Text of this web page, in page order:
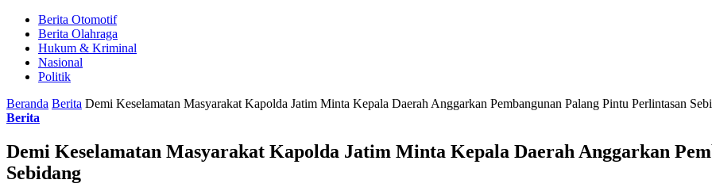
Berita Otomotif
Berita Olahraga
Hukum & Kriminal
Nasional
Politik
Beranda Berita Demi Keselamatan Masyarakat Kapolda Jatim Minta Kepala Daerah Anggarkan Pembangunan Palang Pintu Perlintasan
Berita
Demi Keselamatan Masyarakat Kapolda Jatim Minta Kepala Daerah Anggarkan
Sebidang